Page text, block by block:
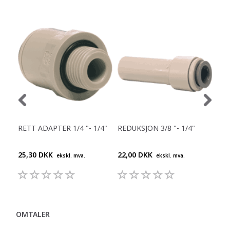
RETT ADAPTER 1/4 "- 1/4"
25,30 DKK ekskl. mva.
REDUKSJON 3/8 "- 1/4"
22,00 DKK ekskl. mva.
OMTALER